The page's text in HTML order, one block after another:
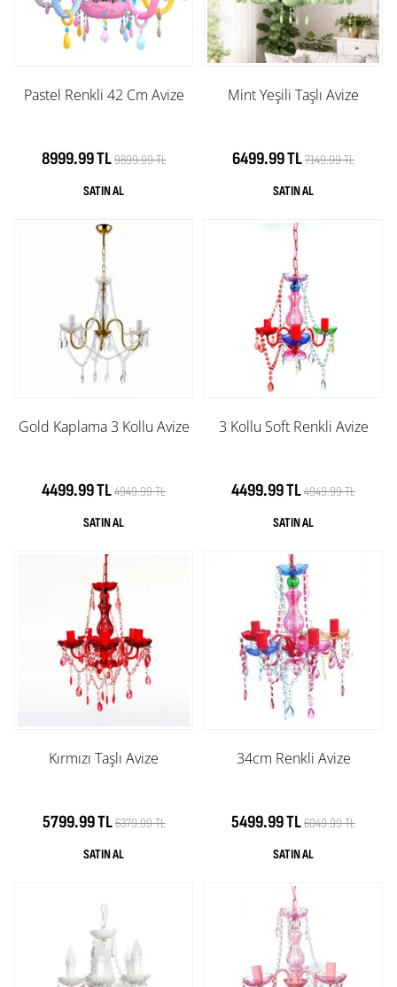
Pastel Renkli 42 Cm Avize
8999.99 TL9899.99 TL
Mint Yeşili Taşlı Avize
6499.99 TL7149.99 TL
Gold Kaplama 3 Kollu Avize
4499.99 TL4949.99 TL
3 Kollu Soft Renkli Avize
4499.99 TL4949.99 TL
Kırmızı Taşlı Avize
5799.99 TL6379.99 TL
34cm Renkli Avize
5499.99 TL6049.99 TL